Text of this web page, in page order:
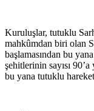
Kuruluşlar, tutuklu
mahkûmdan biri olan
başlamasından bu
şehitlerinin sayısı
bu yana tutuklu